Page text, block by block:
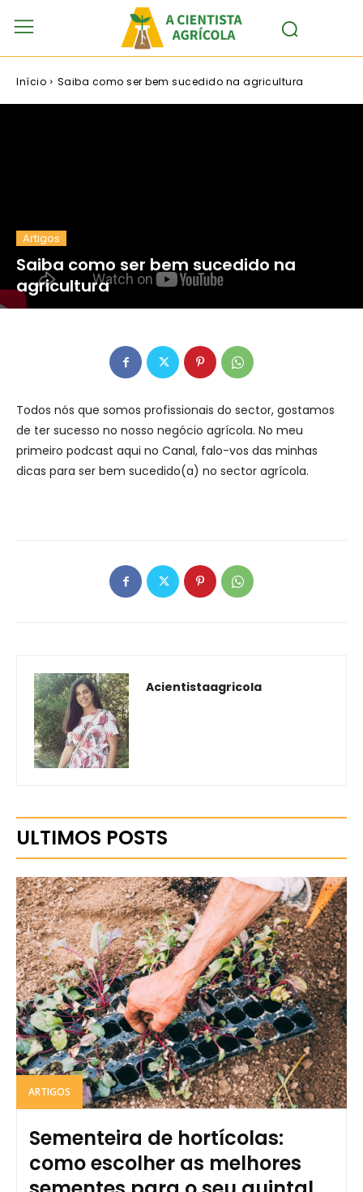
Início Saiba como ser bem sucedido na agricultura
Artigos
Saiba como ser bem sucedido na
agricultura
Todos nós que somos profissionais do sector, gostamos
de ter sucesso no nosso negócio agrícola. No meu
primeiro podcast aqui no Canal, falo-vos das minhas
dicas para ser bem sucedido(a) no sector agrícola.
Acientistaagricola
ULTIMOS POSTS
ARTIGOS
Sementeira de hortícolas:
como escolher as melhores